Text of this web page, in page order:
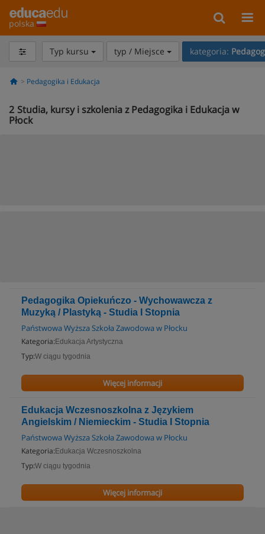
polska
Typ kursu typ / Miejsce kategoria:
Pedagogika i Edukacja
2 Studia, kursy i szkolenia z Pedagogika i Edukacja w
Płock
Pedagogika Opiekuńczo - Wychowawcza z
Muzyką / Plastyką - Studia I Stopnia
Państwowa Wyższa Szkoła Zawodowa w Płocku
Kategoria: Edukacja Artystyczna
Typ:W ciągu tygodnia
Więcej informacji
Edukacja Wczesnoszkolna z Językiem
Angielskim / Niemieckim - Studia I Stopnia
Państwowa Wyższa Szkoła Zawodowa w Płocku
Kategoria: Edukacja Wczesnoszkolna
Typ:W ciągu tygodnia
Więcej informacji